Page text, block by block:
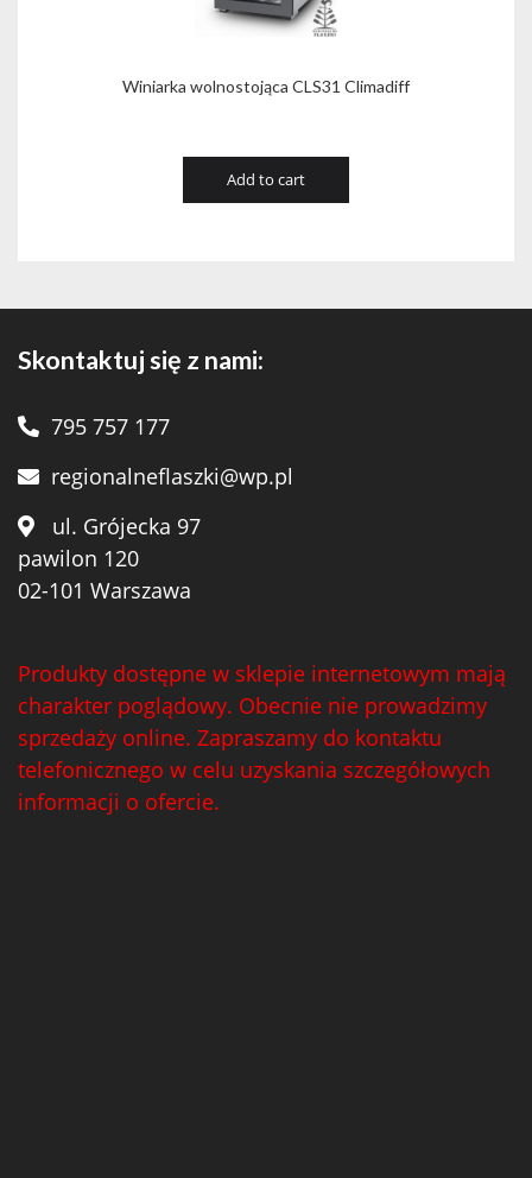
Winiarka wolnostojąca CLS31 Climadiff
Add to cart
Skontaktuj się z nami:
795 757 177
regionalneflaszki@wp.pl
ul. Grójecka 97
pawilon 120
02-101 Warszawa
Produkty dostępne w sklepie internetowym mają
charakter poglądowy. Obecnie nie prowadzimy
sprzedaży online. Zapraszamy do kontaktu
telefonicznego w celu uzyskania szczegółowych
informacji o ofercie.